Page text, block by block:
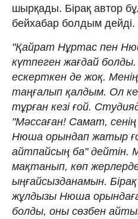
шырқады. Бірақ автор
бейхабар болдым дейді.
"Қайрат Нұртас пен
күтпеген жағдай
ескерткен де жоқ.
таңғалып қалдым. Ол
тұрған кезі ғой.
"Мәссаған! Самат, сенің
Нюша орындап жатыр
айтпайсың ба" дейтін.
мақтанып, көп
ыңғайсызданамын. Бірақ
жұлдызы Нюша
болды, оны сөзбен